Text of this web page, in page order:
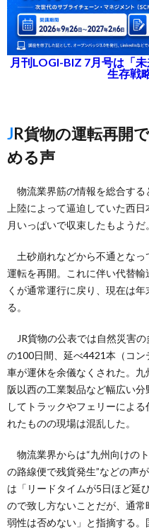
月刊LOGI-BIZ 7月号は「
生存戦
JR貨物の運転再開で沈静化も“強い鉄道”求
める声
物流業界筋の情報を総合する
上陸によって逼迫していた西
月いっぱいで収束したもようだ。
土砂崩れなどから不通となっ
運転を再開。これに伴い代替
くが通常運行に戻り、現在は
る。
JR貨物の公表では自然災害
の100日間、延べ4421本（コン
車が運休を余儀なくされた。
阪以西の工業製品など幅広い
してトラックやフェリーによ
れたものの現場は混乱した。
物流業界からは“九州向けの
の路線便で残貨発生”などの声
は「リードタイムが5日ほど延
ので致し方ないことだが、通
弱性は否めない」と指摘する